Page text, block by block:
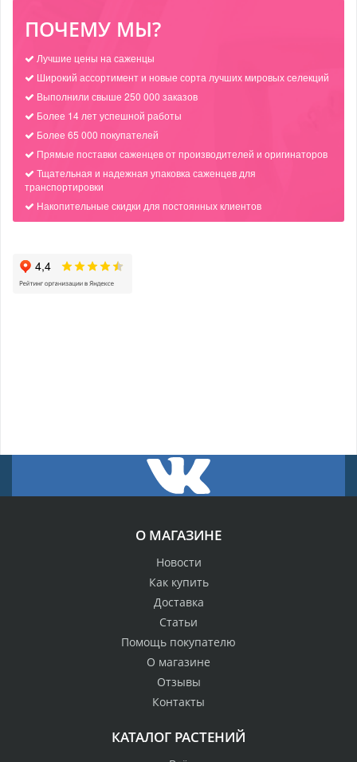
ПОЧЕМУ МЫ?
Лучшие цены на саженцы
Широкий ассортимент и новые сорта лучших мировых селекций
Выполнили свыше 250 000 заказов
Более 14 лет успешной работы
Более 65 000 покупателей
Прямые поставки саженцев от производителей и оригинаторов
Тщательная и надежная упаковка саженцев для
транспортировки
Накопительные скидки для постоянных клиентов
О МАГАЗИНЕ
Новости
Как купить
Доставка
Статьи
Помощь покупателю
О магазине
Отзывы
Контакты
КАТАЛОГ РАСТЕНИЙ